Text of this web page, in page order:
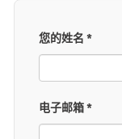
联系我们
下载
您的姓名 *
电子邮箱*